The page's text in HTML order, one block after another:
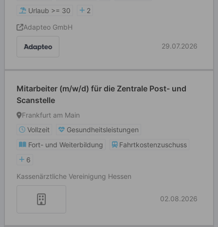
Urlaub >= 30
2
Adapteo GmbH
29.07.2026
Mitarbeiter (m/w/d) für die Zentrale Post- und
Scanstelle
Frankfurt am Main
Vollzeit
Gesundheitsleistungen
Fort- und Weiterbildung
Fahrtkostenzuschuss
6
Kassenärztliche Vereinigung Hessen
02.08.2026